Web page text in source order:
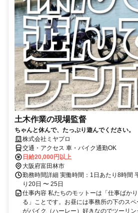
土木作業の現場監督
ちゃんと休んで、たっぷり遊んでください。
株式会社ミヤプロ
交通・アクセス 車・バイク通勤OK
日給20,000円以上
大阪府富田林市
勤務時間詳細 実働時間：1日あたり8時間
り20日 〜 25日
仕事内容 私たちのモットーは「仕事ばか
る」ことです。お昼には事務所の下のス
がバイク（ハーレー）好きなのでツーリ